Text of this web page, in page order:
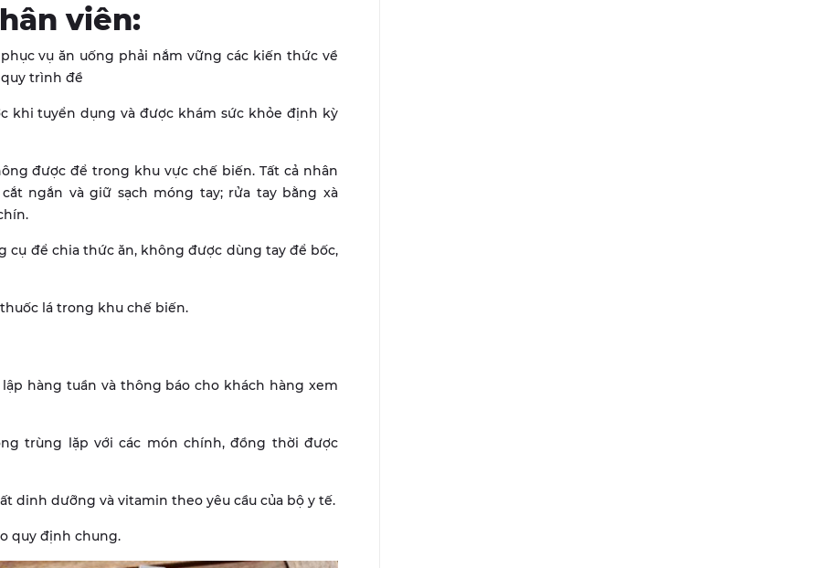
viên:
vụ ăn uống phải nắm vững các kiến thức về
trình đề
khi tuyển dụng và được khám sức khỏe định kỳ
được để trong khu vực chế biến. Tất cả nhân
ngắn và giữ sạch móng tay; rửa tay bằng xà
cụ để chia thức ăn, không được dùng tay để bốc,
lá trong khu chế biến.
hàng tuần và thông báo cho khách hàng xem
trùng lặp với các món chính, đồng thời được
dinh dưỡng và vitamin theo yêu cầu của bộ y tế.
quy định chung.